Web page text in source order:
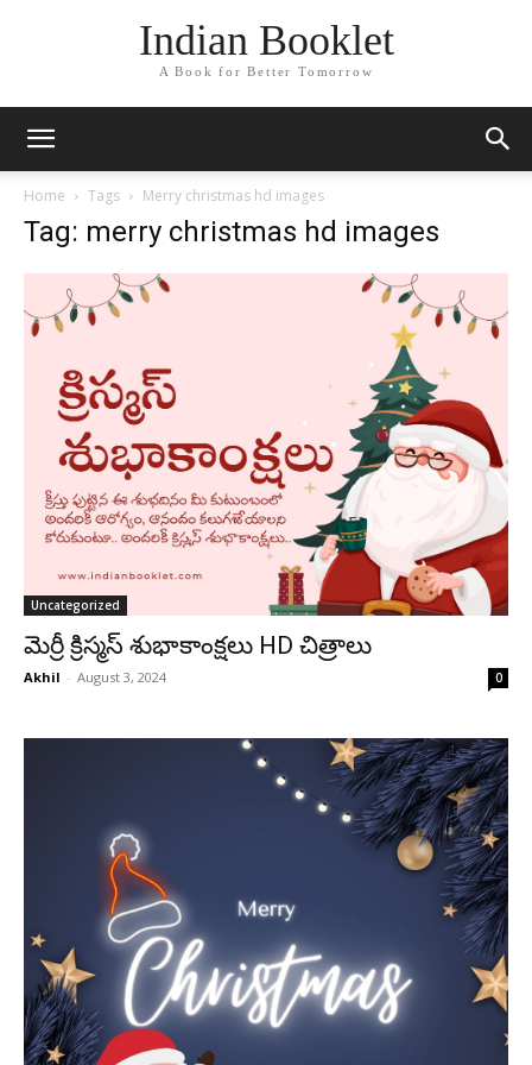
Indian Booklet
A Book for Better Tomorrow
Home Tags Merry christmas hd images
Tag: merry christmas hd images
Uncategorized
మెర్రీ క్రిస్మస్ శుభాకాంక్షలు HD చిత్రాలు
Akhil - August 3, 2024 0